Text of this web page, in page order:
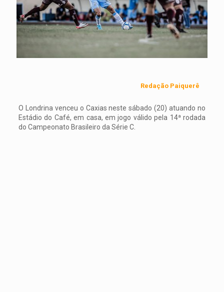
Redação Paiquerê
O Londrina venceu o Caxias neste sábado (20) atuando no
Estádio do Café, em casa, em jogo válido pela 14ª rodada
do Campeonato Brasileiro da Série C.